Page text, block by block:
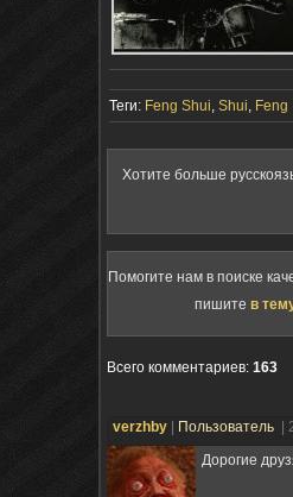
Теги: Feng Shui, Shui, Feng
Хотите больше
Помогите нам в поиске
пишите в
Всего комментариев: 163
verzhby Пользователь
|
Дорогие